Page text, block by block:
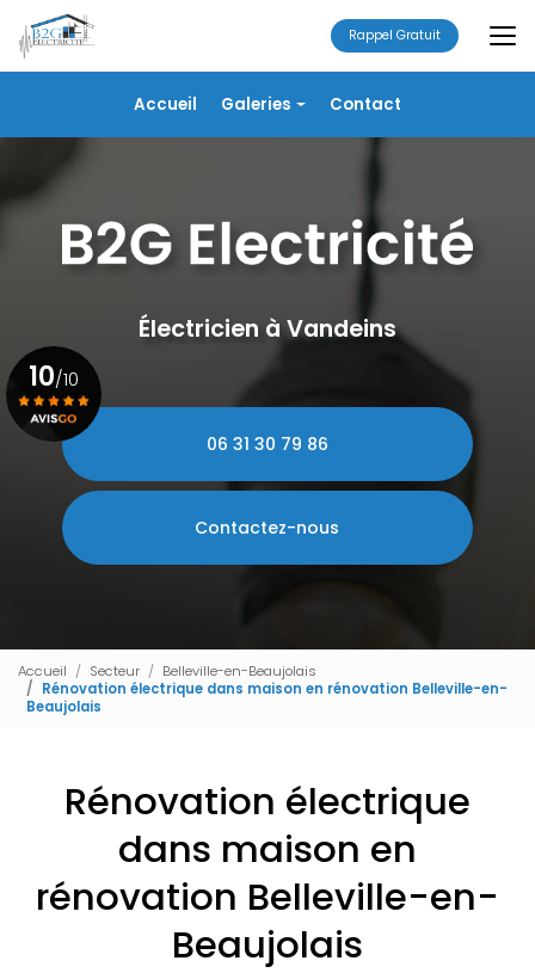
au
contenu
principal
Accueil Galeries
Chauffage/VMC
Portails
Contact
Rappel Gratuit
Électricien à Vandeins
06 31 30 79 86
Contactez-nous
10/10
Voir le certificat
Accueil Secteur
Belleville-en-Beaujolais
Rénovation électrique dans maison en rénovation Belleville-en-
Beaujolais
Rénovation électrique
dans maison en
rénovation Belleville-en-
Beaujolais